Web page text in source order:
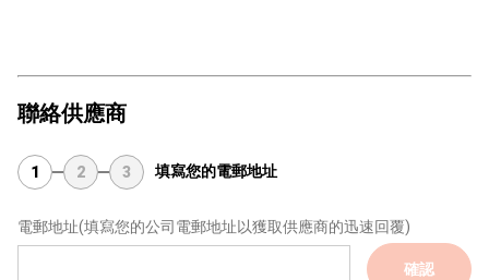
聯絡供應商
1 2 3 填寫您的電郵地址
電郵地址(填寫您的公司電郵地址以獲取供應商的迅速回覆)
確認